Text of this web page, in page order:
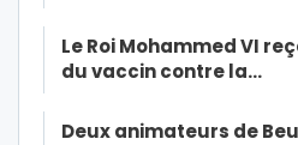
Le Roi Mohammed VI
du vaccin contre la…
Deux animateurs de